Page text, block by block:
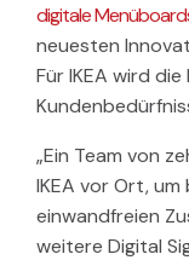
digitale
neuesten
Für IKEA wird
„Ein Team von
IKEA vor Ort,
einwandfreien
weitere Digital